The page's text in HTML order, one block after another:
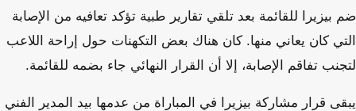
ضم بيزيرا للقائمة بعد تلقي تقارير طبية تؤكد تعافيه من الإصابة
التي كان يعاني منها. كان هناك بعض التكهنات حول إراحة اللاعب
لتجنب تفاقم الإصابة، إلا أن القرار النهائي جاء بضمه للقائمة.
يبقى قرار مشاركة بيزيرا في المباراة من عدمها بيد المدير الفني